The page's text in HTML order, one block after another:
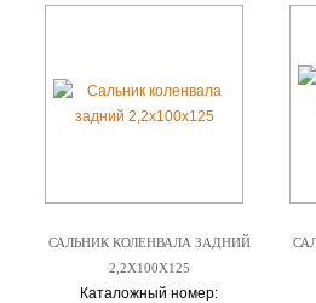
САЛЬНИК КОЛЕНВАЛА ЗАДНИЙ
2,2Х100Х125
Каталожный номер: